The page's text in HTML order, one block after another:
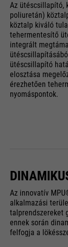
Az ütéscsillapító,
poliuretán)
köztalp kiváló
tehermentesítő
integrált
ütéscsillapító
elosztása
érezhetően
nyomáspontok.
Az innovatív
alkalmazási
talprendszereket
ennek során
felfogja a